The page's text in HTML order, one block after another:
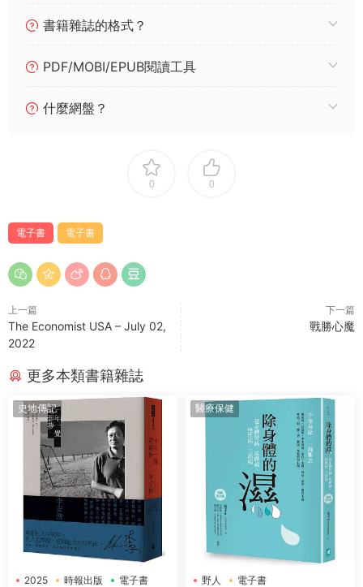
書籍雜誌的格式？
PDF/MOBI/EPUB閱讀工具
什麼網盤？
0 0
電子書 電子書
上一篇
The Economist USA – July 02,
2022
下一篇
戰勝心魔
更多本類書籍雜誌
史地傳記
2025 時報出版 電子書
醫療保健
野人 電子書